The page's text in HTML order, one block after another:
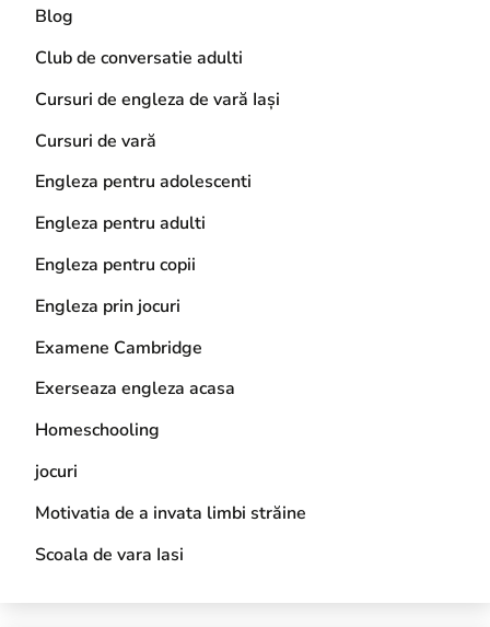
Blog
Club de conversatie adulti
Cursuri de engleza de vară Iași
Cursuri de vară
Engleza pentru adolescenti
Engleza pentru adulti
Engleza pentru copii
Engleza prin jocuri
Examene Cambridge
Exerseaza engleza acasa
Homeschooling
jocuri
Motivatia de a invata limbi străine
Scoala de vara Iasi